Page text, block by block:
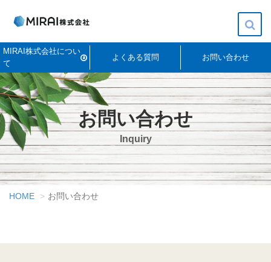
MIRAI株式会社につい
て
よくある質問 お問い合わせ
お問い合わせ
Inquiry
HOME お問い合わせ